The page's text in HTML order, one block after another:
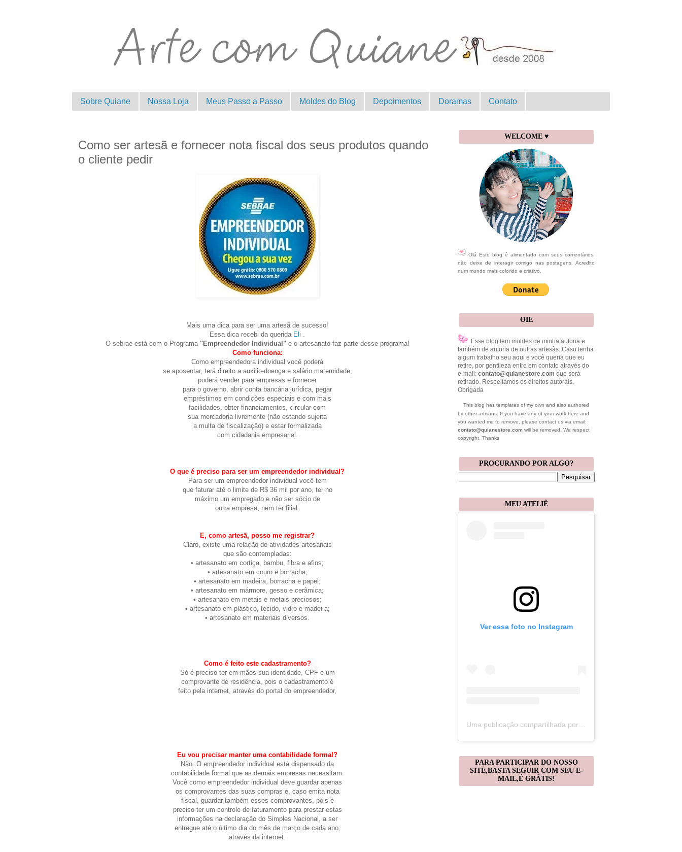
Sobre Quiane Nossa Loja Meus Passo a Passo Moldes do Blog Depoimentos Doramas Contato
Como ser artesã e fornecer nota fiscal dos seus produtos quando
o cliente pedir
Mais uma dica para ser uma artesã de sucesso!
Essa dica recebi da querida Eli .
O sebrae está com o Programa "Empreendedor Individual"e o artesanato faz parte desse programa!
Como funciona:
Como empreendedora individual você poderá
se aposentar, terá direito a auxilio-doença e salário maternidade,
poderá vender para empresas e fornecer
para o governo, abrir conta bancária jurídica, pegar
empréstimos em condições especiais e com mais
facilidades, obter financiamentos, circular com
sua mercadoria livremente (não estando sujeita
a multa de fiscalização) e estar formalizada
com cidadania empresarial.
O que é preciso para ser um empreendedor individual?
Para ser um empreendedor individual você tem
que faturar até o limite de R$ 36 mil por ano, ter no
máximo um empregado e não ser sócio de
outra empresa, nem ter filial.
E, como artesã, posso me registrar?
Claro, existe uma relação de atividades artesanais
que são contempladas:
• artesanato em cortiça, bambu, fibra e afins;
• artesanato em couro e borracha;
• artesanato em madeira, borracha e papel;
• artesanato em mármore, gesso e cerâmica;
• artesanato em metais e metais preciosos;
• artesanato em plástico, tecido, vidro e madeira;
• artesanato em materiais diversos.
Como é feito este cadastramento?
Só é preciso ter em mãos sua identidade, CPF e um
comprovante de residência, pois o cadastramento é
feito pela internet, através do portal do empreendedor,
Eu vou precisar manter uma contabilidade formal?
Não. O empreendedor individual está dispensado da
contabilidade formal que as demais empresas necessitam.
Você como empreendedor individual deve guardar apenas
os comprovantes das suas compras e, caso emita nota
fiscal, guardar também esses comprovantes, pois é
preciso ter um controle de faturamento para prestar estas
informações na declaração do Simples Nacional, a ser
entregue até o último dia do mês de março de cada ano,
através da internet.
WELCOME ♥
Olá Este blog é alimentado com seus comentários,
não deixe de interagir comigo nas postagens. Acredito
num mundo mais colorido e criativo.
OIE
Esse blog tem moldes de minha autoria e
também de autoria de outras artesãs. Caso tenha
algum trabalho seu aqui e você queria que eu
retire, por gentileza entre em contato através do
e-mail: contato@quianestore.com que será
retirado. Respeitamos os direitos autorais.
Obrigada
This blog has templates of my own and also authored
by other artisans. If you have any of your work here and
you wanted me to remove, please contact us via email:
contato@quianestore.com will be removed. We respect
copyright. Thanks
PROCURANDO POR ALGO?
MEU ATELIÊ
Ver essa foto no Instagram
Uma publicação compartilhada por Christiane Gonçalves (@artecomquiane)
PARA PARTICIPAR DO NOSSO
SITE,BASTA SEGUIR COM SEU E-
MAIL,É GRÁTIS!